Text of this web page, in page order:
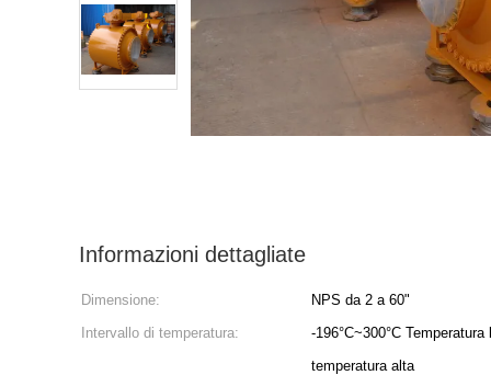
Informazioni dettagliate
Dimensione:
NPS da 2 a 60"
Intervallo di temperatura:
-196°C~300°C
temperatura alta